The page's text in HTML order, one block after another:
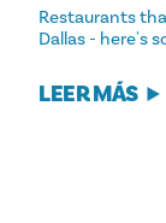
Restaurants
Dallas - here's
LEER MÁS